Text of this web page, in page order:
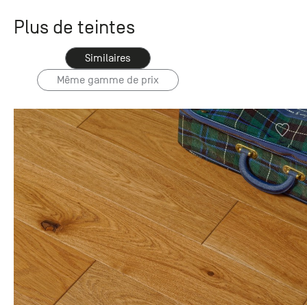
Plus de teintes
Similaires
Même gamme de prix